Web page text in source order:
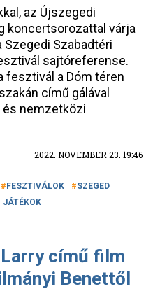
az Újszegedi
koncertsorozattal várja
Szegedi Szabadtéri
sajtóreferense.
fesztivál a Dóm téren
című gálával
és nemzetközi
2022. NOVEMBER 23. 19:46
FESZTIVÁLOK
SZEGED
JÁTÉKOK
című film
Benettől​